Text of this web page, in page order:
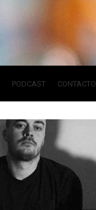
PODCAST CONTACTO